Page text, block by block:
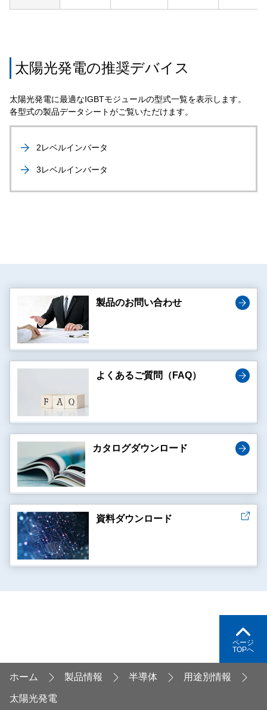
太陽光発電の推奨デバイス
太陽光発電に最適なIGBTモジュールの型式一覧を表示します。
各型式の製品データシートがご覧いただけます。
2レベルインバータ
3レベルインバータ
製品のお問い合わせ
よくあるご質問（FAQ）
カタログダウンロード
資料ダウンロード
ページ
TOPへ
ホーム 製品情報 半導体 用途別情報
太陽光発電